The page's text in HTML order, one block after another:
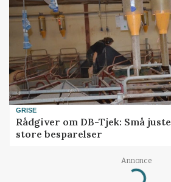
GRISE
Rådgiver om DB-Tjek: Små
store besparelser
Annonce